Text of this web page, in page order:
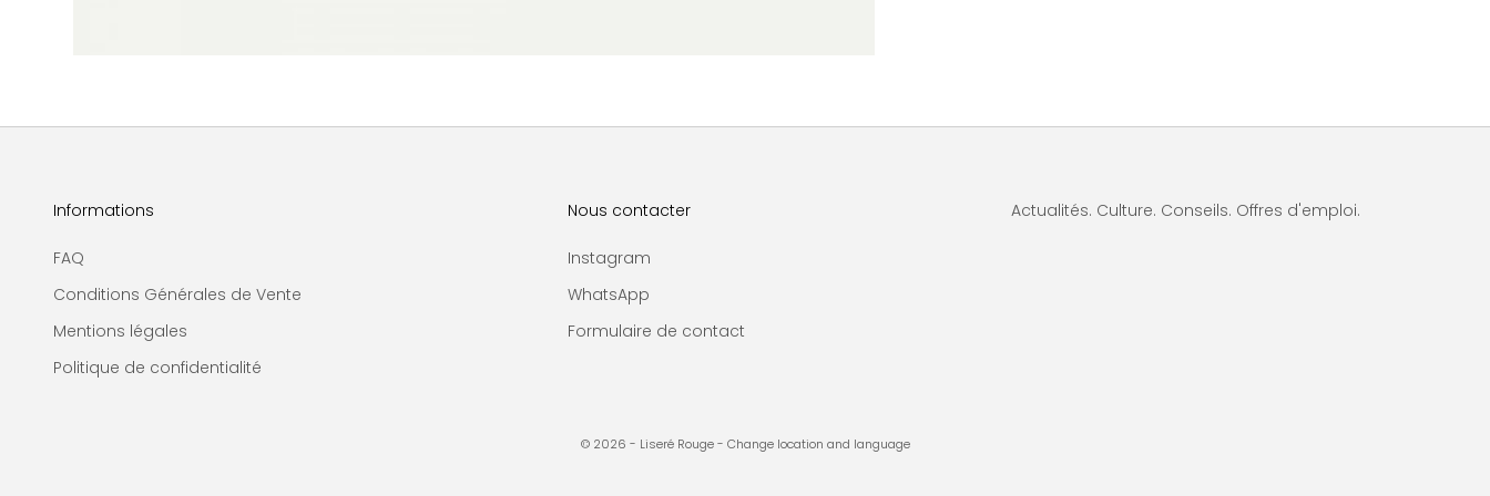
Informations
FAQ
Conditions Générales de Vente
Mentions légales
Politique de confidentialité
Nous contacter
Instagram
WhatsApp
Formulaire de contact
Actualités. Culture. Conseils. Offres d'emploi.
© 2026 - Liseré Rouge- Change location and language